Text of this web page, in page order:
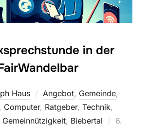
in der
Haus Angebot, Gemeinde,
, Computer, Ratgeber, Technik,
Gemeinnützigkeit, Biebertal
6.